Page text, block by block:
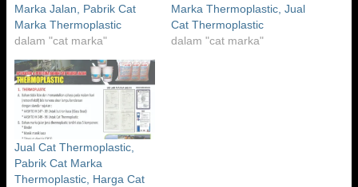
Marka Jalan, Pabrik Cat
Marka Thermoplastic
dalam "cat marka"
Marka Thermoplastic, Jual
Cat Thermoplastic
dalam "cat marka"
Jual Cat Thermoplastic,
Pabrik Cat Marka
Thermoplastic, Harga Cat